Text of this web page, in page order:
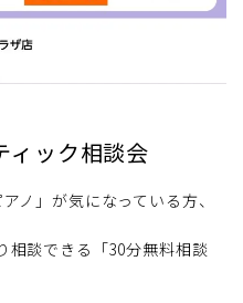
ィック相談会
ノ」が気になっている方、
相談できる「30分無料相談